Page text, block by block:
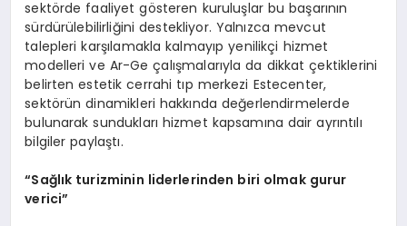
sektörde faaliyet gösteren kuruluşlar bu başarının
sürdürülebilirliğini destekliyor. Yalnızca mevcut
talepleri karşılamakla kalmayıp yenilikçi hizmet
modelleri ve Ar-Ge çalışmalarıyla da dikkat çektiklerini
belirten estetik cerrahi tıp merkezi Estecenter,
sektörün dinamikleri hakkında değerlendirmelerde
bulunarak sundukları hizmet kapsamına dair ayrıntılı
bilgiler paylaştı.
“Sağlık turizminin liderlerinden biri olmak gurur
verici”